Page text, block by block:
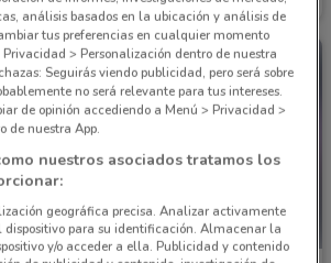
10.8 km Caduca hoy 10.8 km
análisis basados en la ubicación y análisis de
tus preferencias en cualquier momento
> Personalización dentro de nuestra
Seguirás viendo publicidad, pero será sobre
no será relevante para tus intereses.
de opinión accediendo a Menú > Privacidad >
de nuestra App.
nuestros asociados tratamos los
geográfica precisa. Analizar activamente
para su identificación. Almacenar la
y/o acceder a ella. Publicidad y contenido